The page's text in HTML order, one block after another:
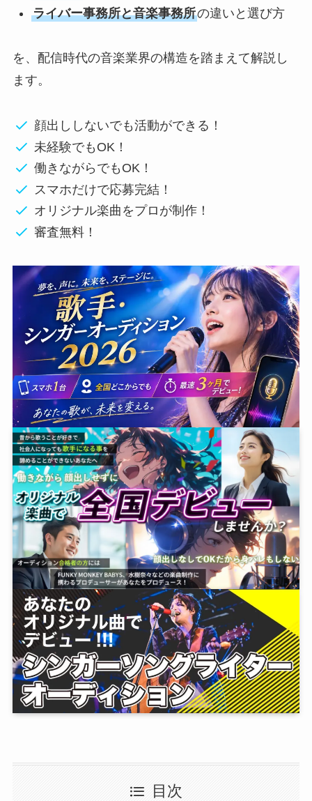
ライバー事務所と音楽事務所の違いと選び方
を、配信時代の音楽業界の構造を踏まえて解説し
ます。
顔出ししないでも活動ができる！
未経験でもOK！
働きながらでもOK！
スマホだけで応募完結！
オリジナル楽曲をプロが制作！
審査無料！
目次